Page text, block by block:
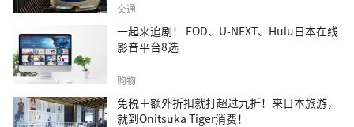
交通
一起来追剧！ FOD、U-NEXT、Hulu日本在线
影音平台8选
购物
免税＋额外折扣就打超过九折！来日本旅游，
就到Onitsuka Tiger消费！